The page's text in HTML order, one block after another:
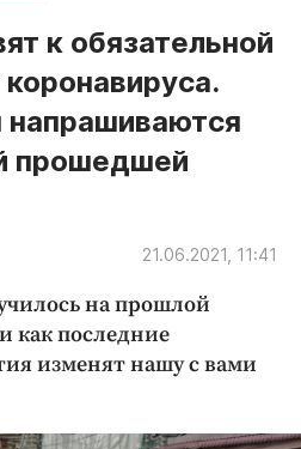
ЖКХ
к обязательной
прошедшей
21.06.2021, 11:41
на прошлой
как последние
изменят нашу с вами